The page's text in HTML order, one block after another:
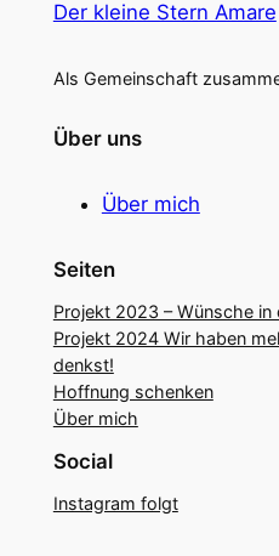
Der kleine Stern Amare
Als Gemeinschaft
Über uns
Über mich
Seiten
Projekt 2023 – Wünsche in
Projekt 2024 Wir haben
denkst!
Hoffnung schenken
Über mich
Social
Instagram folgt